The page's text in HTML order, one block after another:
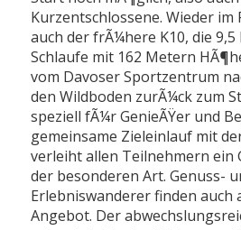
Kurzentschlossene. Wieder
auch der frÃ¼here K10, die
Schlaufe mit 162 Metern
vom Davoser Sportzentrum
den Wildboden zurÃ¼ck zum
speziell fÃ¼r GenieÃŸer und
gemeinsame Zieleinlauf mit
verleiht allen Teilnehmern ein
der besonderen Art. Genuss-
Erlebniswanderer finden auch
Angebot. Der